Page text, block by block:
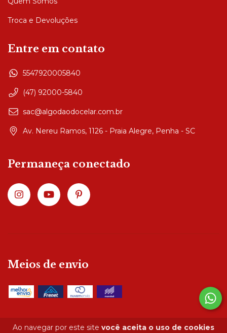
Ao navegar por este site você aceita o uso de cookies
Troca e Devoluções
Entre em contato
5547920005840
(47) 92000-5840
sac@algodaodocelar.com.br
Av. Nereu Ramos, 1126 - Praia Alegre, Penha - SC
Permaneça conectado
Meios de envio